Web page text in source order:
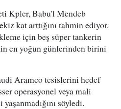
Kpler, Babu'l Mendeb
kat arttığını tahmin ediyor.
için beş süper tankerin
en yoğun günlerinden birini
Aramco tesislerini hedef
operasyonel veya mali
söyledi.